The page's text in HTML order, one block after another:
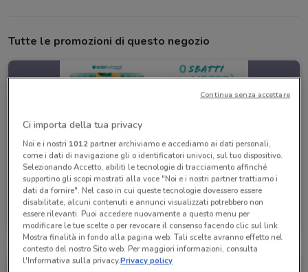
Tutte le promozioni di questo negozio
Eden Viaggi
Scade il 30/04 530 m
Ci importa della tua privacy
Noi e i nostri 1012partner archiviamo e accediamo ai dati personali,
come i dati di navigazione gli o identificatori univoci, sul tuo dispositivo.
Selezionando Accetto, abiliti le tecnologie di tracciamento affinché
supportino gli scopi mostrati alla voce "Noi e i nostri partner trattiamo i
dati da fornire". Nel caso in cui queste tecnologie dovessero essere
disabilitate, alcuni contenuti e annunci visualizzati potrebbero non
essere rilevanti. Puoi accedere nuovamente a questo menu per
modificare le tue scelte o per revocare il consenso facendo clic sul link
Mostra finalità in fondo alla pagina web. Tali scelte avranno effetto nel
contesto del nostro Sito web. Per maggiori informazioni, consulta
l'Informativa sulla privacy.Privacy policy
Continua senza accettare